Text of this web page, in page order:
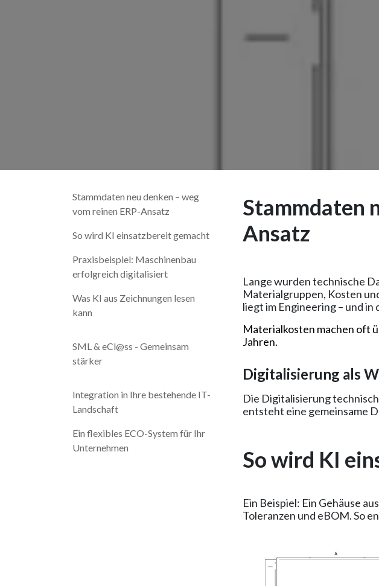
Stammdaten neu denken – weg
vom reinen ERP-Ansatz
So wird KI einsatzbereit gemacht
Praxisbeispiel: Maschinenbau
erfolgreich digitalisiert
Was KI aus Zeichnungen lesen
kann
SML & eCl@ss - Gemeinsam
stärker
Integration in Ihre bestehende IT-
Landschaft
Ein flexibles ECO-System für Ihr
Unternehmen
Stammdaten
Ansatz
Lange wurden technische
Materialgruppen, Kosten
liegt im Engineering – und
Materialkosten machen oft
Jahren.
Digitalisierung als
Die Digitalisierung
entsteht eine gemeinsame
So wird KI
Ein Beispiel: Ein Gehäuse
Toleranzen und eBOM. So